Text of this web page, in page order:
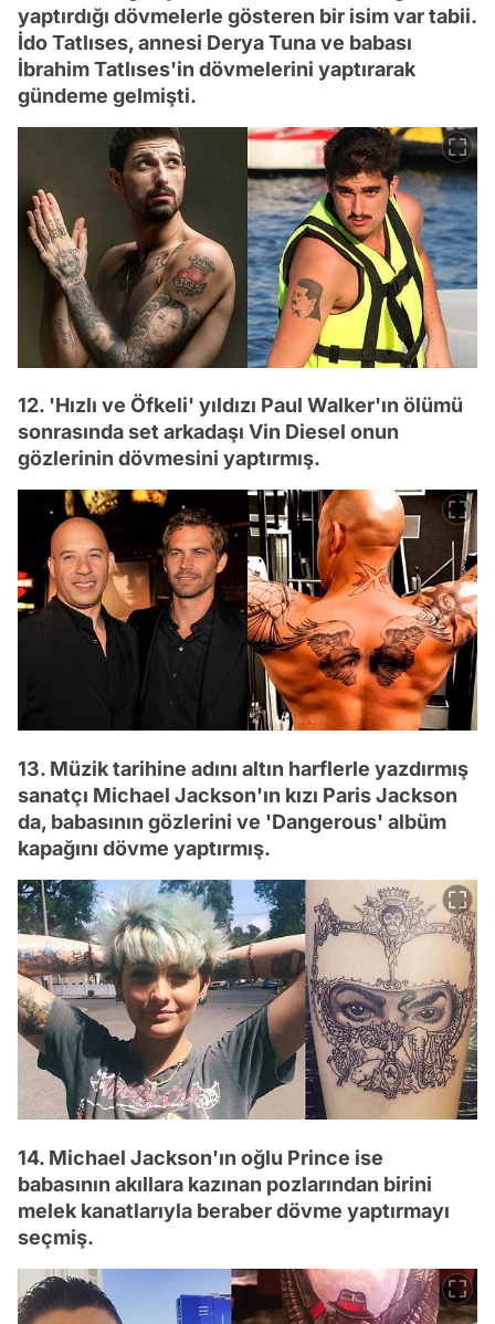
yaptırdığı dövmelerle gösteren bir isim var tabii.
İdo Tatlıses, annesi Derya Tuna ve babası
İbrahim Tatlıses'in dövmelerini yaptırarak
gündeme gelmişti.
12. 'Hızlı ve Öfkeli' yıldızı Paul Walker'ın ölümü
sonrasında set arkadaşı Vin Diesel onun
gözlerinin dövmesini yaptırmış.
13. Müzik tarihine adını altın harflerle yazdırmış
sanatçı Michael Jackson'ın kızı Paris Jackson
da, babasının gözlerini ve 'Dangerous' albüm
kapağını dövme yaptırmış.
14. Michael Jackson'ın oğlu Prince ise
babasının akıllara kazınan pozlarından birini
melek kanatlarıyla beraber dövme yaptırmayı
seçmiş.